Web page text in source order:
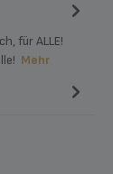
für ALLE!
Mehr